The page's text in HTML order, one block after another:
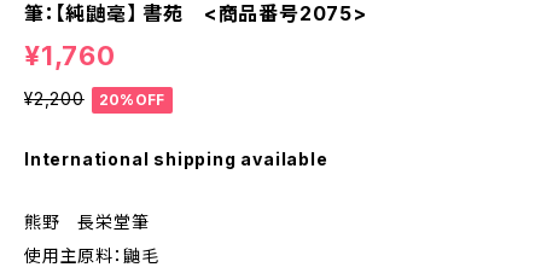
筆：【純鼬毫】 書苑 <商品番号2075>
¥1,760
¥2,200 20%OFF
International shipping available
熊野 長栄堂筆
使用主原料：鼬毛